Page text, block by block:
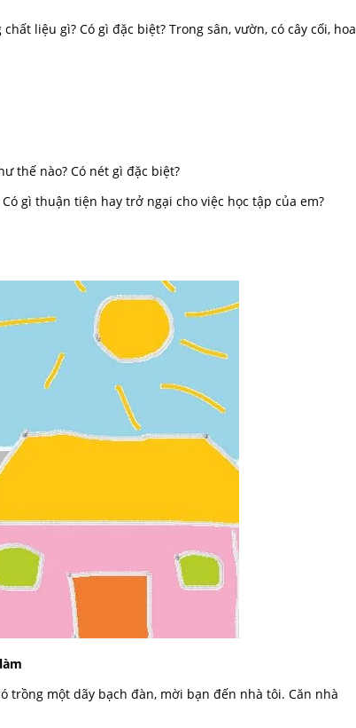
liệu gì? Có gì đặc biệt? Trong sân, vườn, có cây cối, hoa
nào? Có nét gì đặc biệt?
gì thuận tiện hay trở ngại cho việc học tập của em?
trồng một dãy bạch đàn, mời bạn đến nhà tôi. Căn nhà